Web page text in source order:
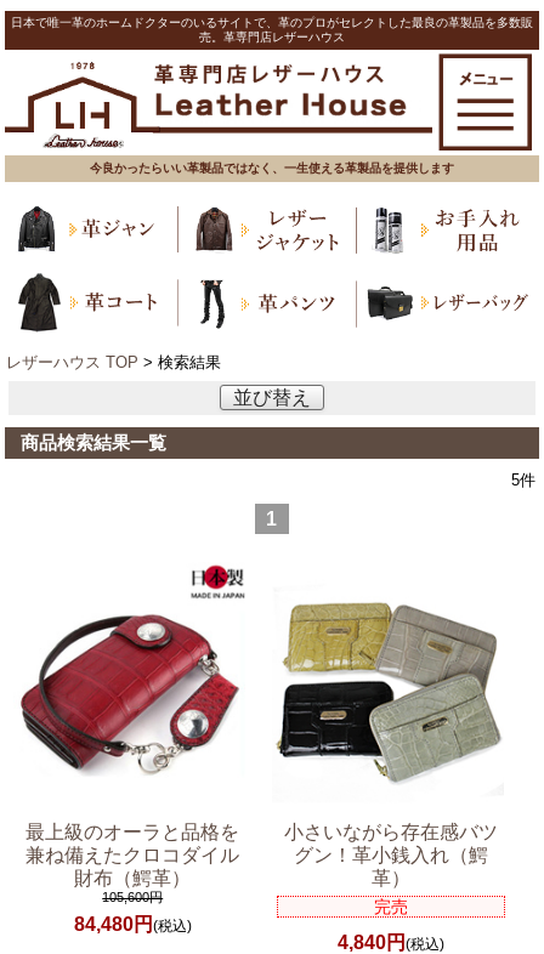
日本で唯一革のホームドクターのいるサイトで、革のプロがセレクトした最良の革製品を多数販
売。革専門店レザーハウス
今良かったらいい革製品ではなく、一生使える革製品を提供します
レザーハウス TOP > 検索結果
並び替え
商品検索結果一覧
5件
1
最上級のオーラと品格を
兼ね備えたクロコダイル
財布（鰐革）
105,600円
84,480円 (税込)
小さいながら存在感バツ
グン！革小銭入れ（鰐
革）
完売
4,840円 (税込)